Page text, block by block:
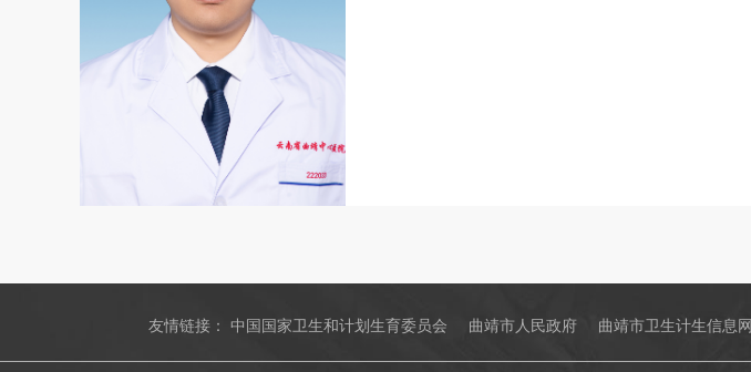
友情链接：中国国家卫生和计划生育委员会 曲靖市人民政府 曲靖市卫生计生信息网